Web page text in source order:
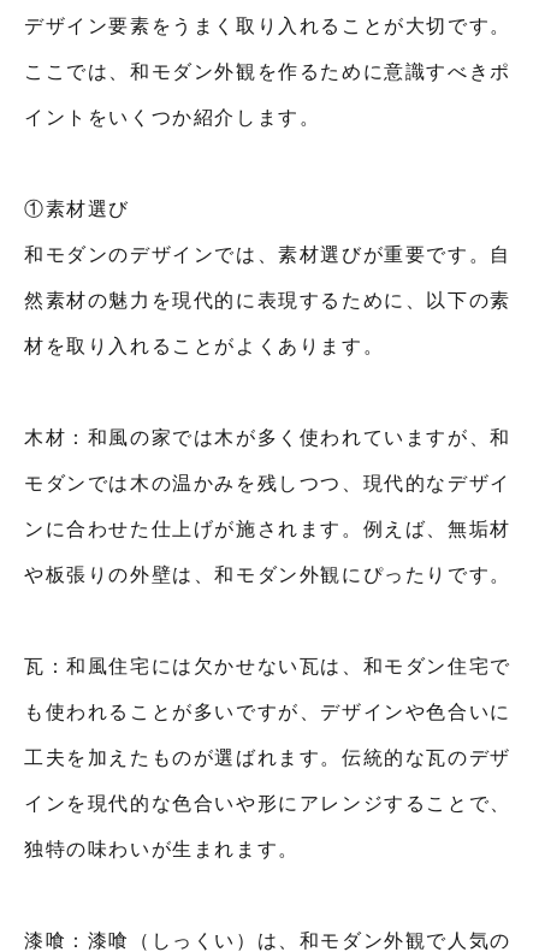
デザイン要素をうまく取り入れることが大切です。
ここでは、和モダン外観を作るために意識すべきポ
イントをいくつか紹介します。
①素材選び
和モダンのデザインでは、素材選びが重要です。自
然素材の魅力を現代的に表現するために、以下の素
材を取り入れることがよくあります。
木材：和風の家では木が多く使われていますが、和
モダンでは木の温かみを残しつつ、現代的なデザイ
ンに合わせた仕上げが施されます。例えば、無垢材
や板張りの外壁は、和モダン外観にぴったりです。
瓦：和風住宅には欠かせない瓦は、和モダン住宅で
も使われることが多いですが、デザインや色合いに
工夫を加えたものが選ばれます。伝統的な瓦のデザ
インを現代的な色合いや形にアレンジすることで、
独特の味わいが生まれます。
漆喰：漆喰（しっくい）は、和モダン外観で人気の